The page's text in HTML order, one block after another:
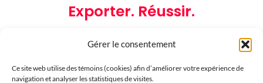
Gérer le consentement
Ce site web utilise des témoins (cookies) afin d’améliorer votre expérience de
navigation et analyser les statistiques de visites.
Exporter. Réussir.